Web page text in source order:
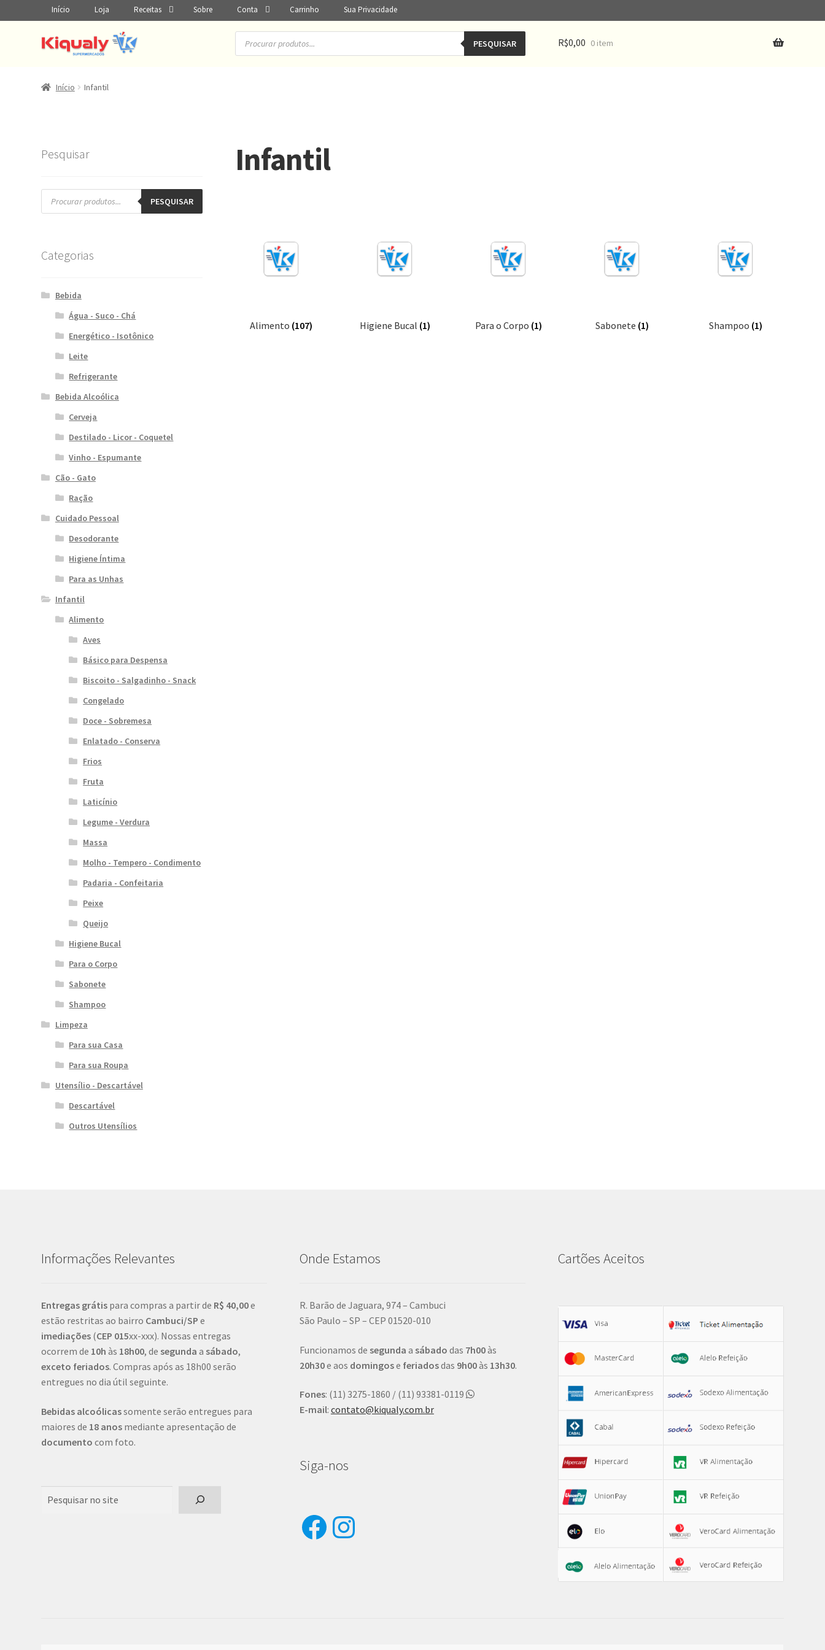
Início Loja Receitas Sobre Conta Carrinho Sua Privacidade
Pesquisar
produtos PESQUISAR R$0,00 0 item
Início Infantil
Infantil
Alimento (107) Higiene Bucal (1) Para o Corpo (1) Sabonete (1) Shampoo (1)
Pesquisar
Pesquisar
produtos PESQUISAR
Categorias
Bebida
Água - Suco - Chá
Energético - Isotônico
Leite
Refrigerante
Bebida Alcoólica
Cerveja
Destilado - Licor - Coquetel
Vinho - Espumante
Cão - Gato
Ração
Cuidado Pessoal
Desodorante
Higiene Íntima
Para as Unhas
Infantil
Alimento
Aves
Básico para Despensa
Biscoito - Salgadinho - Snack
Congelado
Doce - Sobremesa
Enlatado - Conserva
Frios
Fruta
Laticínio
Legume - Verdura
Massa
Molho - Tempero - Condimento
Padaria - Confeitaria
Peixe
Queijo
Higiene Bucal
Para o Corpo
Sabonete
Shampoo
Limpeza
Para sua Casa
Para sua Roupa
Utensílio - Descartável
Descartável
Outros Utensílios
Informações Relevantes
Entregas grátis para compras a partir de R$ 40,00e
estão restritas ao bairro Cambuci/SP e
imediações (CEP 015xx-xxx). Nossas entregas
ocorrem de 10h às 18h00, de segunda a sábado,
exceto feriados. Compras após as 18h00 serão
entregues no dia útil seguinte.
Bebidas alcoólicassomente serão entregues para
maiores de 18 anos mediante apresentação de
documento com foto.
Onde Estamos
R. Barão de Jaguara, 974 – Cambuci
São Paulo – SP – CEP 01520-010
Funcionamos de segunda a sábado das 7h00às
20h30e aos domingose feriadosdas 9h00às 13h30.
Fones: (11) 3275-1860 / (11) 93381-0119
E-mail: contato@kiqualy.com.br
Siga-nos
Facebook
Instagram
Cartões Aceitos